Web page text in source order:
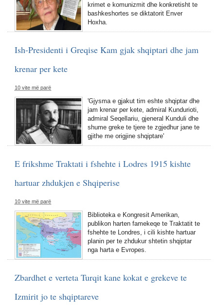
krimet e komunizmit dhe konkretisht te
bashkeshortes se diktatorit Enver
Hoxha.
Ish-Presidenti i Greqise Kam gjak shqiptari dhe jam
krenar per kete
10 vite më parë
'Gjysma e gjakut tim eshte shqiptar dhe
jam krenar per kete, admiral Kundurioti,
admiral Seqellariu, gjeneral Kunduli dhe
shume greke te tjere te zgjedhur jane te
gjithe me origjine shqiptare'
E frikshme Traktati i fshehte i Lodres 1915 kishte
hartuar zhdukjen e Shqiperise
10 vite më parë
Biblioteka e Kongresit Amerikan,
publikon harten famekeqe te Traktatit te
fshehte te Londres, i cili kishte hartuar
planin per te zhdukur shtetin shqiptar
nga harta e Evropes.
Zbardhet e verteta Turqit kane kokat e grekeve te
Izmirit jo te shqiptareve